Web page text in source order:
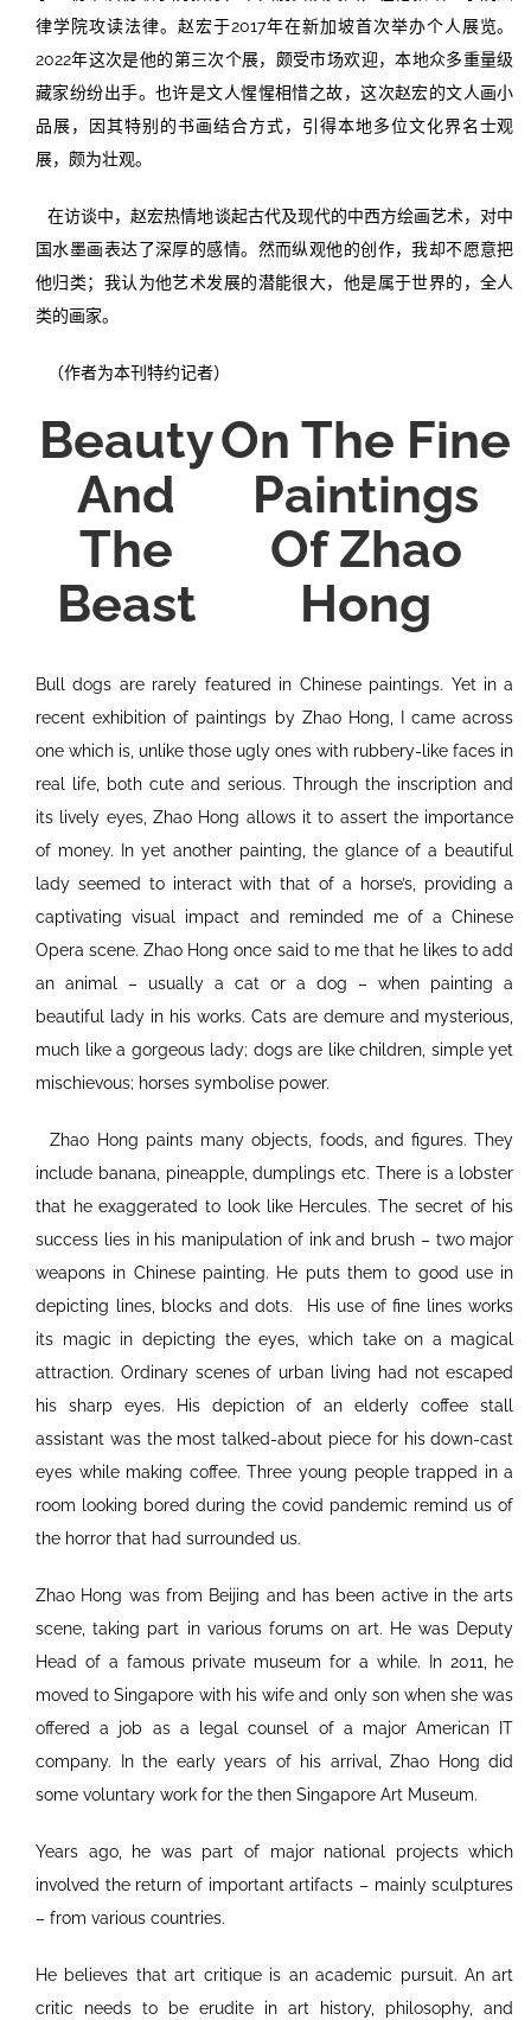
律学院攻读法律。赵宏于2017年在新加坡首次举办个人展览。
2022年这次是他的第三次个展，颇受市场欢迎，本地众多重量级
藏家纷纷出手。也许是文人惺惺相惜之故，这次赵宏的文人画小
品展，因其特别的书画结合方式，引得本地多位文化界名士观
展，颇为壮观。
在访谈中，赵宏热情地谈起古代及现代的中西方绘画艺术，对中
国水墨画表达了深厚的感情。然而纵观他的创作，我却不愿意把
他归类；我认为他艺术发展的潜能很大，他是属于世界的，全人
类的画家。
（作者为本刊特约记者）
Beauty
And
The
Beast
On The Fine
Paintings
Of Zhao
Hong
Bull dogs are rarely featured in Chinese paintings. Yet in a
recent exhibition of paintings by Zhao Hong, I came across
one which is, unlike those ugly ones with rubbery-like faces in
real life, both cute and serious. Through the inscription and
its lively eyes, Zhao Hong allows it to assert the importance
of money. In yet another painting, the glance of a beautiful
lady seemed to interact with that of a horse’s, providing a
captivating visual impact and reminded me of a Chinese
Opera scene. Zhao Hong once said to me that he likes to add
an animal – usually a cat or a dog – when painting a
beautiful lady in his works. Cats are demure and mysterious,
much like a gorgeous lady; dogs are like children, simple yet
mischievous; horses symbolise power.
Zhao Hong paints many objects, foods, and figures. They
include banana, pineapple, dumplings etc. There is a lobster
that he exaggerated to look like Hercules. The secret of his
success lies in his manipulation of ink and brush – two major
weapons in Chinese painting. He puts them to good use in
depicting lines, blocks and dots. His use of fine lines works
its magic in depicting the eyes, which take on a magical
attraction. Ordinary scenes of urban living had not escaped
his sharp eyes. His depiction of an elderly coffee stall
assistant was the most talked-about piece for his down-cast
eyes while making coffee. Three young people trapped in a
room looking bored during the covid pandemic remind us of
the horror that had surrounded us.
Zhao Hong was from Beijing and has been active in the arts
scene, taking part in various forums on art. He was Deputy
Head of a famous private museum for a while. In 2011, he
moved to Singapore with his wife and only son when she was
offered a job as a legal counsel of a major American IT
company. In the early years of his arrival, Zhao Hong did
some voluntary work for the then Singapore Art Museum.
Years ago, he was part of major national projects which
involved the return of important artifacts – mainly sculptures
– from various countries.
He believes that art critique is an academic pursuit. An art
critic needs to be erudite in art history, philosophy, and